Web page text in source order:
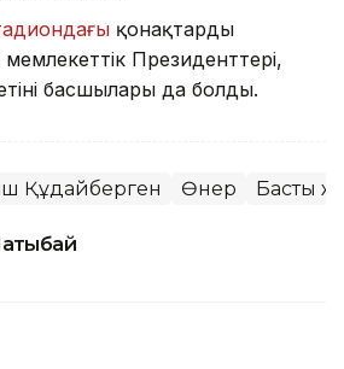
қонақтардың
Президенттері,
басшылары да болды.
Құдайберген Өнер Басты